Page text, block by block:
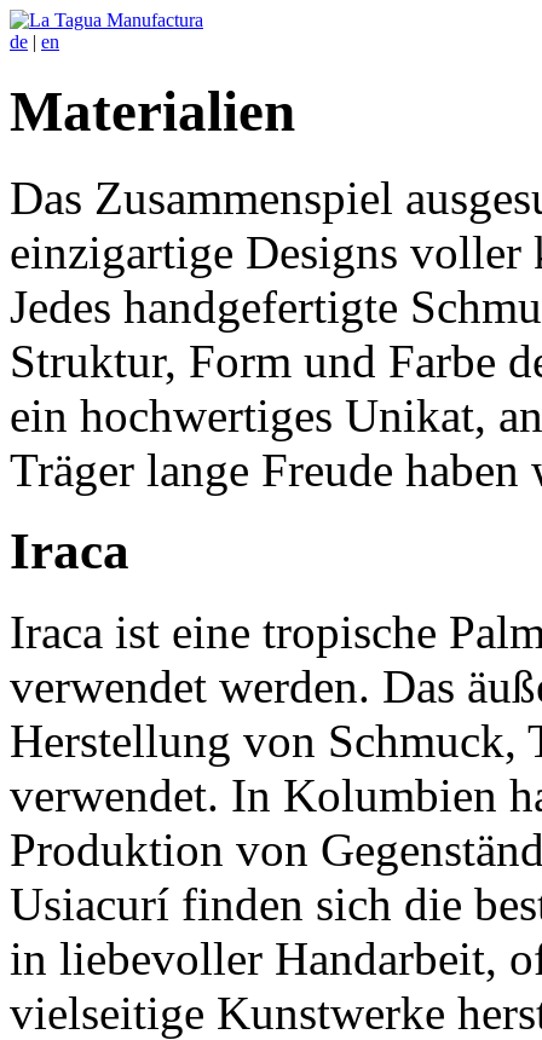
de | en
Materialien
Das Zusammenspiel
einzigartige Designs voller
Jedes handgefertigte
Struktur, Form und Farbe
ein hochwertiges Unikat,
Träger lange Freude haben
Iraca
Iraca ist eine tropische
verwendet werden. Das
Herstellung von Schmuck,
verwendet. In Kolumbien
Produktion von
Usiacurí finden sich die
in liebevoller Handarbeit,
vielseitige Kunstwerke